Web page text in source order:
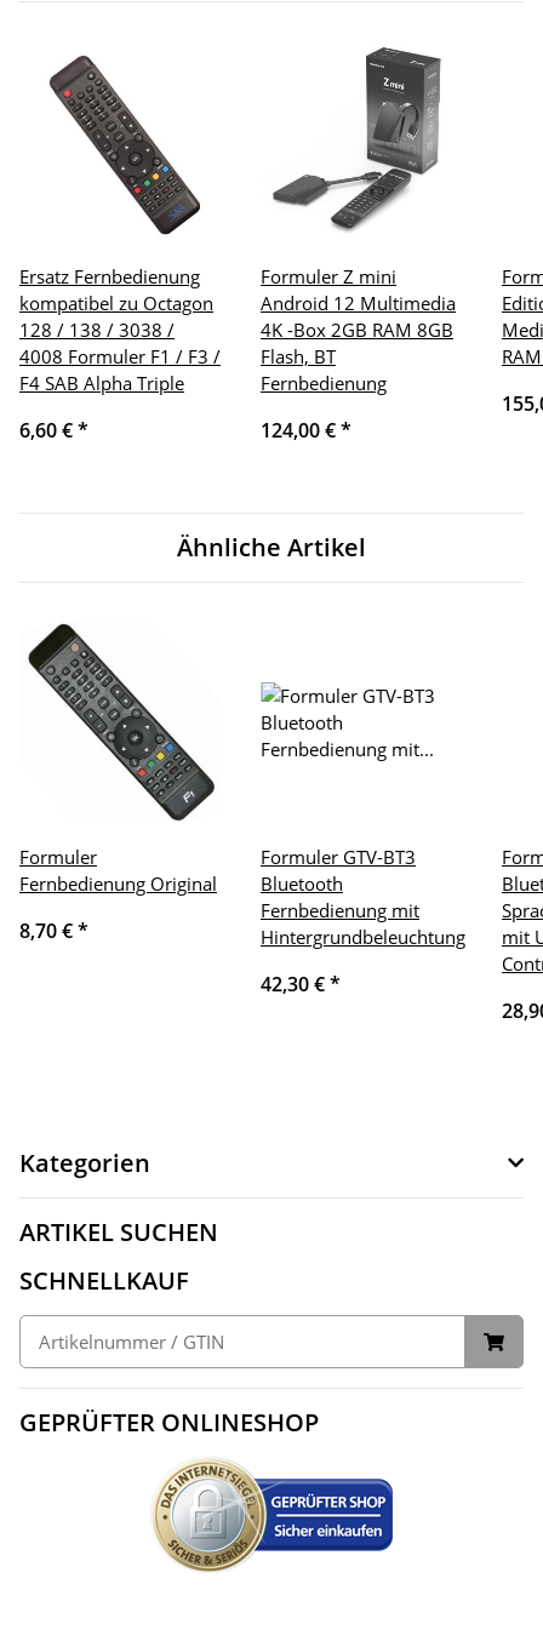
Ersatz Fernbedienung
kompatibel zu Octagon
128 / 138 / 3038 /
4008 Formuler F1 / F3 /
F4 SAB Alpha Triple
6,60 €*
Formuler Z mini
Android 12 Multimedia
4K -Box 2GB RAM 8GB
Flash, BT
Fernbedienung
124,00 €*
Ähnliche Artikel
Formuler
Fernbedienung Original
8,70 €*
Formuler GTV-BT3
Bluetooth
Fernbedienung mit
Hintergrundbeleuchtung
42,30 €*
mit
Kategorien
ARTIKEL SUCHEN
SCHNELLKAUF
GEPRÜFTER ONLINESHOP